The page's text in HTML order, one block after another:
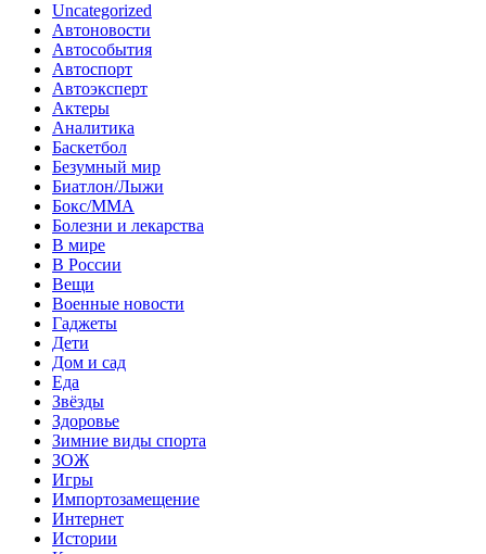
Uncategorized
Автоновости
Автособытия
Автоспорт
Автоэксперт
Актеры
Аналитика
Баскетбол
Безумный мир
Биатлон/Лыжи
Бокс/MMA
Болезни и лекарства
В мире
В России
Вещи
Военные новости
Гаджеты
Дети
Дом и сад
Еда
Звёзды
Здоровье
Зимние виды спорта
ЗОЖ
Игры
Импортозамещение
Интернет
Истории